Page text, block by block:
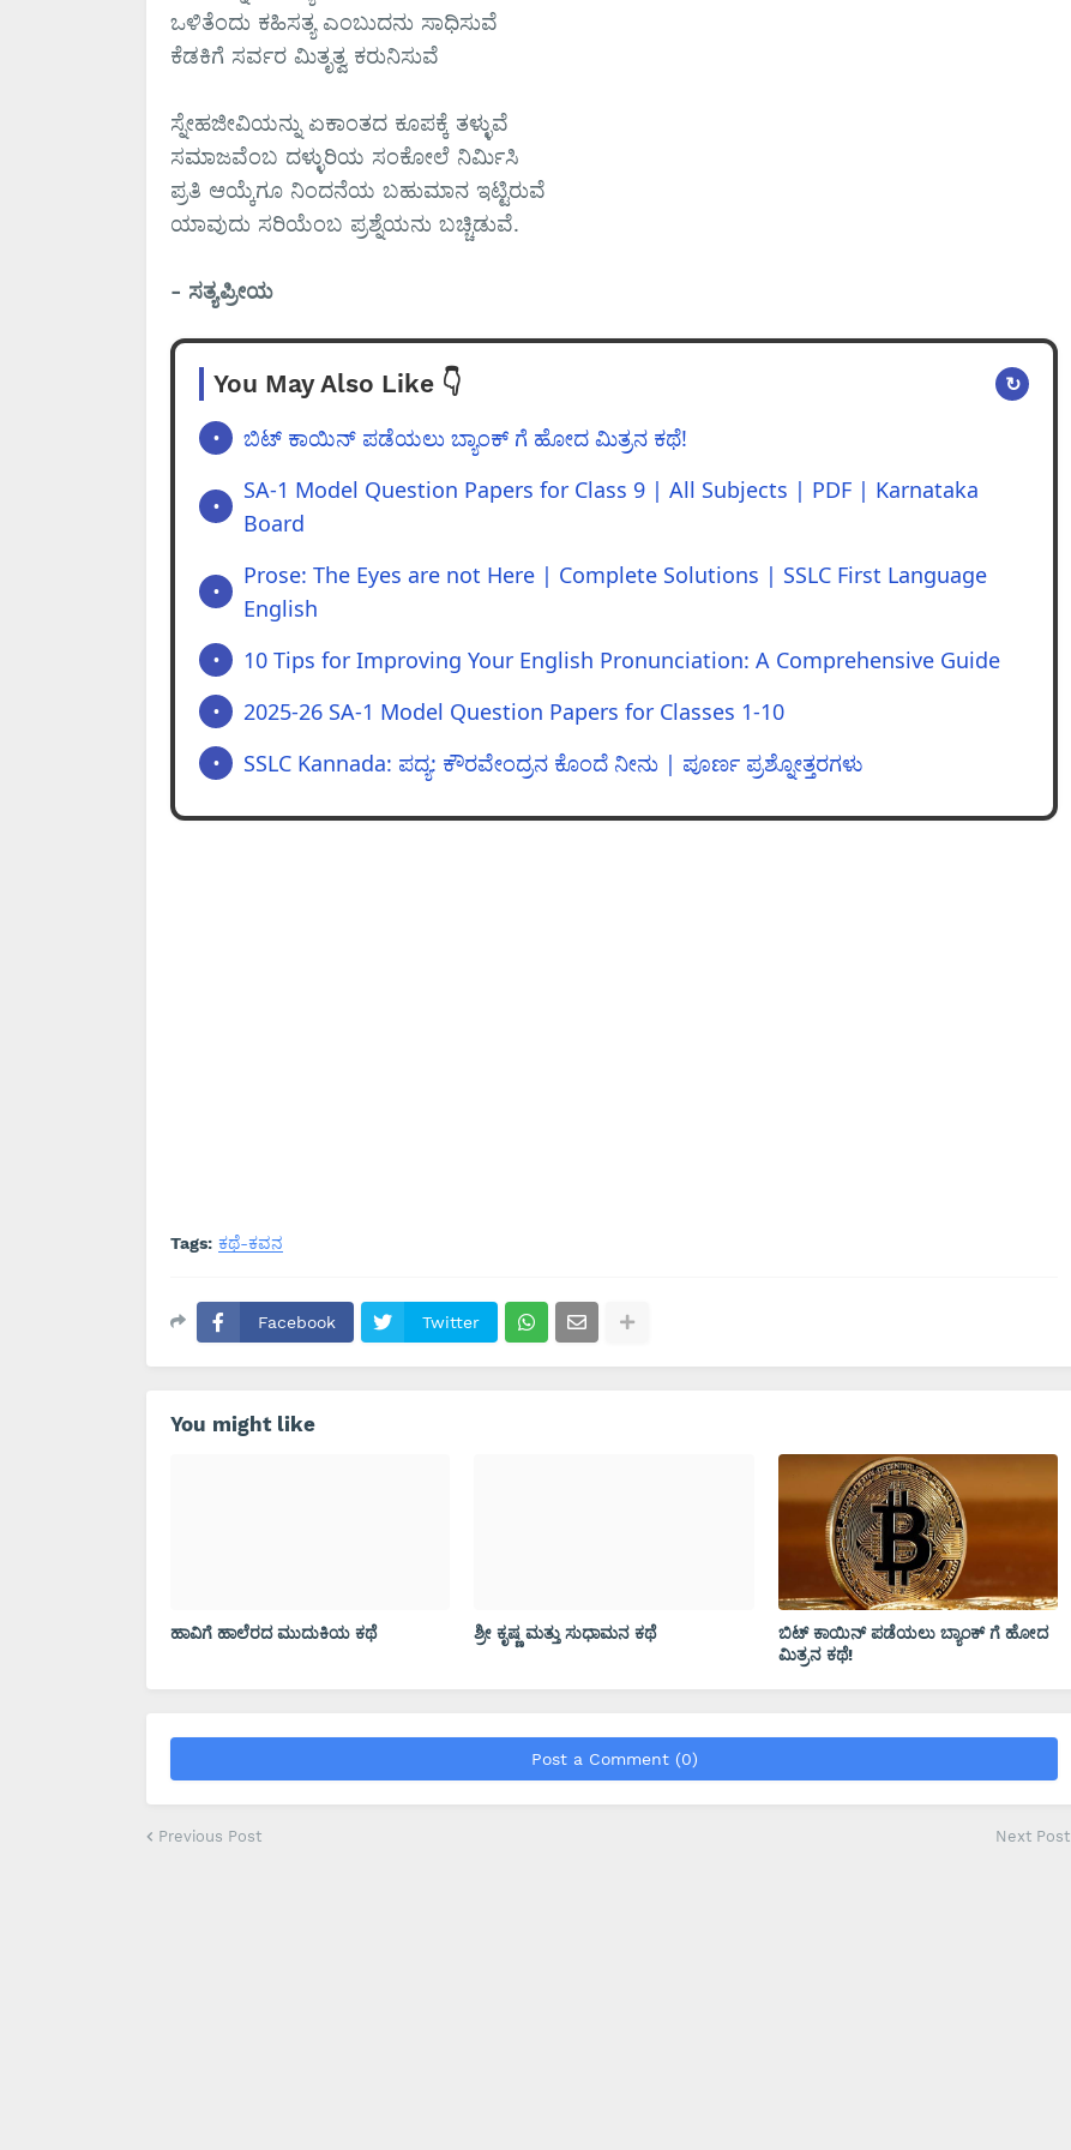
ಒಳಿತೆಂದು ಕಹಿಸತ್ಯ ಎಂಬುದನು ಸಾಧಿಸುವೆ
ಕೆಡಕಿಗೆ ಸರ್ವರ ಮಿತೃತ್ವ ಕರುನಿಸುವೆ
ಸ್ನೇಹಜೀವಿಯನ್ನು ಏಕಾಂತದ ಕೂಪಕ್ಕೆ ತಳ್ಳುವೆ
ಸಮಾಜವೆಂಬ ದಳ್ಳುರಿಯ ಸಂಕೋಲೆ ನಿರ್ಮಿಸಿ
ಪ್ರತಿ ಆಯ್ಕೆಗೂ ನಿಂದನೆಯ ಬಹುಮಾನ ಇಟ್ಟಿರುವೆ
ಯಾವುದು ಸರಿಯೆಂಬ ಪ್ರಶ್ನೆಯನು ಬಚ್ಚಿಡುವೆ.
- ಸತ್ಯಪ್ರೀಯ
You May Also Like 👇 ↻
ಬಿಟ್ ಕಾಯಿನ್ ಪಡೆಯಲು ಬ್ಯಾಂಕ್ ಗೆ ಹೋದ ಮಿತ್ರನ ಕಥೆ!
SA-1 Model Question Papers for Class 9 | All Subjects | PDF | Karnataka
Board
Prose: The Eyes are not Here | Complete Solutions | SSLC First Language
English
10 Tips for Improving Your English Pronunciation: A Comprehensive Guide
2025-26 SA-1 Model Question Papers for Classes 1-10
SSLC Kannada: ಪದ್ಯ: ಕೌರವೇಂದ್ರನ ಕೊಂದೆ ನೀನು | ಪೂರ್ಣ ಪ್ರಶ್ನೋತ್ತರಗಳು
Tags: ಕಥೆ-ಕವನ
Facebook Twitter
You might like
ಹಾವಿಗೆ ಹಾಲೆರದ ಮುದುಕಿಯ ಕಥೆ ಶ್ರೀ ಕೃಷ್ಣ ಮತ್ತು ಸುಧಾಮನ ಕಥೆ
ಬಿಟ್ ಕಾಯಿನ್ ಪಡೆಯಲು ಬ್ಯಾಂಕ್ ಗೆ ಹೋದ
ಮಿತ್ರನ ಕಥೆ!
Post a Comment (0)
Previous Post Next Post